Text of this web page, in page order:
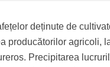
deținute de
producătorilor agricoli,
Precipitarea